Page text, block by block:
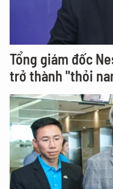
Tổng giám đốc
trở thành "thỏi